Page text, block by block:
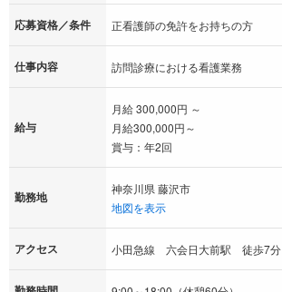
応募資格／条件 正看護師の免許をお持ちの方
仕事内容 訪問診療における看護業務
給与
月給 300,000円 ～
月給300,000円～
賞与：年2回
勤務地
神奈川県 藤沢市
地図を表示
アクセス 小田急線 六会日大前駅 徒歩7分